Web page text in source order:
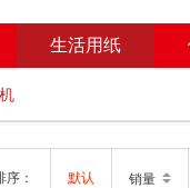
生活用纸
序： 默认 销量